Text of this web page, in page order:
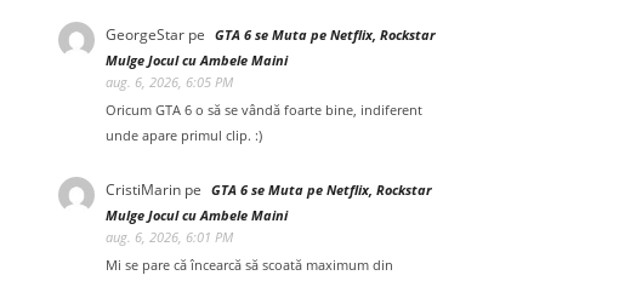
GeorgeStar pe GTA 6 se Muta pe Netflix, Rockstar
Mulge Jocul cu Ambele Maini
aug. 6, 2026, 6:05 PM
Oricum GTA 6 o să se vândă foarte bine, indiferent
unde apare primul clip. :)
CristiMarin pe GTA 6 se Muta pe Netflix, Rockstar
Mulge Jocul cu Ambele Maini
aug. 6, 2026, 6:01 PM
Mi se pare că încearcă să scoată maximum din